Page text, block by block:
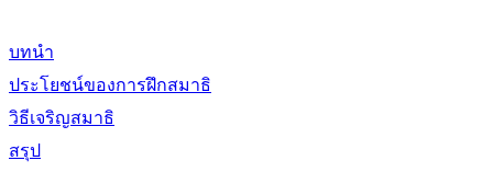
บทนำ
ประโยชน์ของการฝึกสมาธิ
วิธีเจริญสมาธิ
สรุป